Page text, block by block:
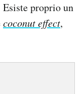
proprio un
coconut effect,